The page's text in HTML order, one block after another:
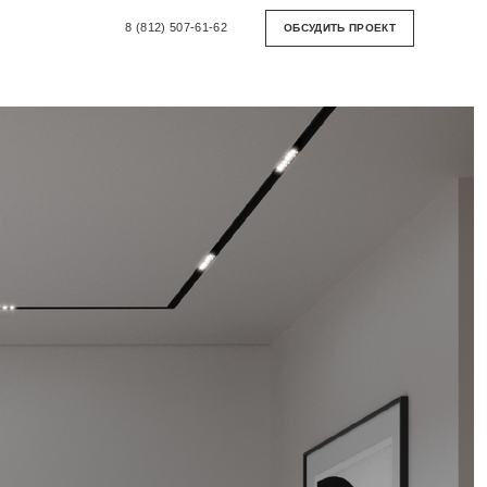
ОБСУДИТЬ ПРОЕКТ